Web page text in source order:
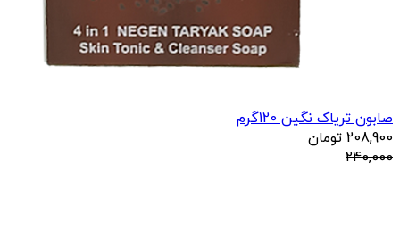
صابون تریاک نگین 120گرم
208,900 تومان
240,000